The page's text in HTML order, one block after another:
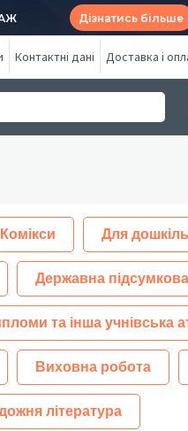
Дізнатись більше
Контактні дані Доставка і
Комікси Для
Державна підсумкова
та інша учнівська
Виховна робота
література